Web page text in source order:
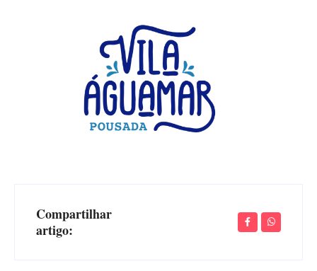
Compartilhar
artigo: